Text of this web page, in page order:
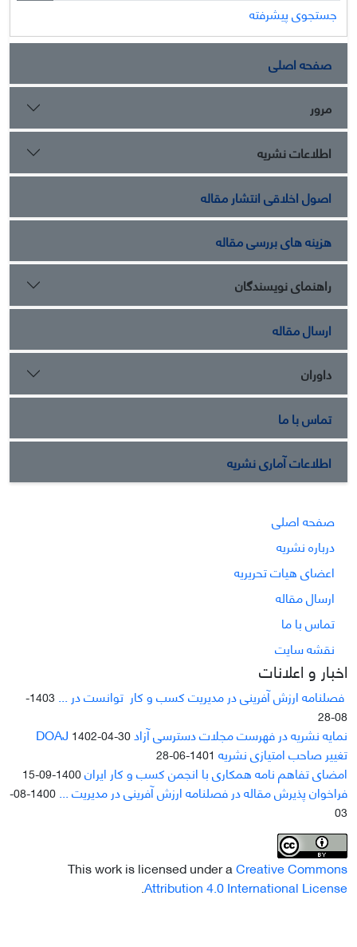
جستجوی پیشرفته
صفحه اصلی
مرور
اطلاعات نشریه
اصول اخلاقی انتشار مقاله
هزینه های بررسی مقاله
راهنمای نویسندگان
ارسال مقاله
داوران
تماس با ما
اطلاعات آماری نشریه
صفحه اصلی
درباره نشریه
اعضای هیات تحریریه
ارسال مقاله
تماس با ما
نقشه سایت
اخبار و اعلانات
فصلنامه ارزش آفرینی در مدیریت کسب و کار توانست در ...
1403-
08-28
نمایه نشریه در فهرست مجلات دسترسی آزاد DOAJ1402-04-30
تغییر صاحب امتیازی نشریه 1401-06-28
امضای تفاهم نامه همکاری با انجمن کسب و کار ایران1400-09-15
فراخوان پذیرش مقاله در فصلنامه ارزش آفرینی در مدیریت ...
1400-08-
03
This work is licensed under aCreative Commons
Attribution 4.0 International License
.